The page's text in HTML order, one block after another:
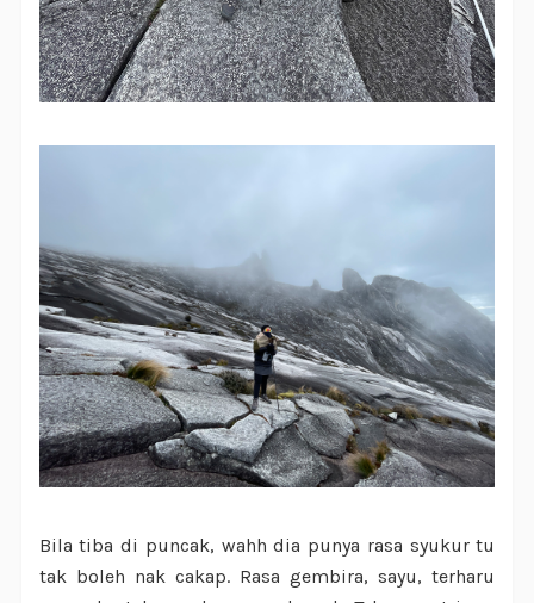
Bila tiba di puncak, wahh dia punya rasa syukur tu
tak boleh nak cakap. Rasa gembira, sayu, terharu